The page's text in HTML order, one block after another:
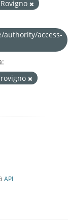
access-
API